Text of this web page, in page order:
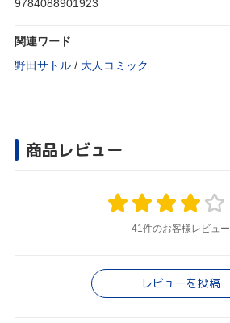
9784088901923
関連ワード
野田サトル / 大人コミック
商品レビュー
41件のお客様レビュー
レビューを投稿